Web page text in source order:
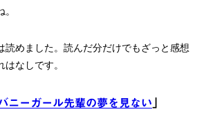
読めました。読んだ分だけでもざっと感想
なしです。
ニーガール先輩の夢を見ない